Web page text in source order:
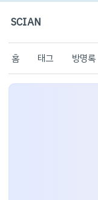
SCIAN
홈 태그 방명록